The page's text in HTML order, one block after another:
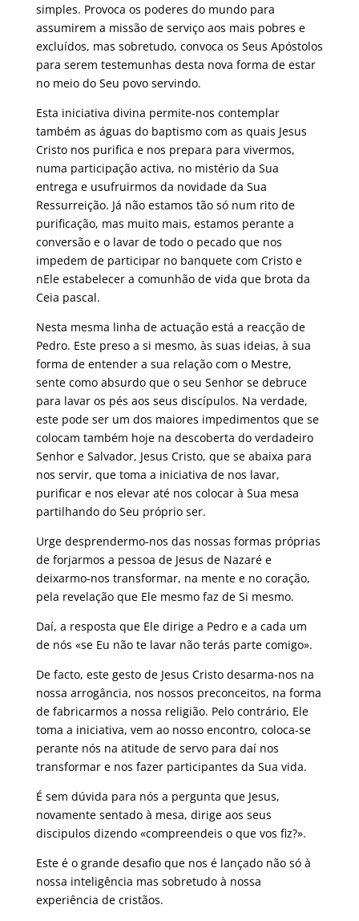
simples. Provoca os poderes do mundo para
assumirem a missão de serviço aos mais pobres e
excluídos, mas sobretudo, convoca os Seus Apóstolos
para serem testemunhas desta nova forma de estar
no meio do Seu povo servindo.
Esta iniciativa divina permite-nos contemplar
também as águas do baptismo com as quais Jesus
Cristo nos purifica e nos prepara para vivermos,
numa participação activa, no mistério da Sua
entrega e usufruirmos da novidade da Sua
Ressurreição. Já não estamos tão só num rito de
purificação, mas muito mais, estamos perante a
conversão e o lavar de todo o pecado que nos
impedem de participar no banquete com Cristo e
nEle estabelecer a comunhão de vida que brota da
Ceia pascal.
Nesta mesma linha de actuação está a reacção de
Pedro. Este preso a si mesmo, às suas ideias, à sua
forma de entender a sua relação com o Mestre,
sente como absurdo que o seu Senhor se debruce
para lavar os pés aos seus discípulos. Na verdade,
este pode ser um dos maiores impedimentos que se
colocam também hoje na descoberta do verdadeiro
Senhor e Salvador, Jesus Cristo, que se abaixa para
nos servir, que toma a iniciativa de nos lavar,
purificar e nos elevar até nos colocar à Sua mesa
partilhando do Seu próprio ser.
Urge desprendermo-nos das nossas formas próprias
de forjarmos a pessoa de Jesus de Nazaré e
deixarmo-nos transformar, na mente e no coração,
pela revelação que Ele mesmo faz de Si mesmo.
Daí, a resposta que Ele dirige a Pedro e a cada um
de nós «se Eu não te lavar não terás parte comigo».
De facto, este gesto de Jesus Cristo desarma-nos na
nossa arrogância, nos nossos preconceitos, na forma
de fabricarmos a nossa religião. Pelo contrário, Ele
toma a iniciativa, vem ao nosso encontro, coloca-se
perante nós na atitude de servo para daí nos
transformar e nos fazer participantes da Sua vida.
É sem dúvida para nós a pergunta que Jesus,
novamente sentado à mesa, dirige aos seus
discipulos dizendo «compreendeis o que vos fiz?».
Este é o grande desafio que nos é lançado não só à
nossa inteligência mas sobretudo à nossa
experiência de cristãos.